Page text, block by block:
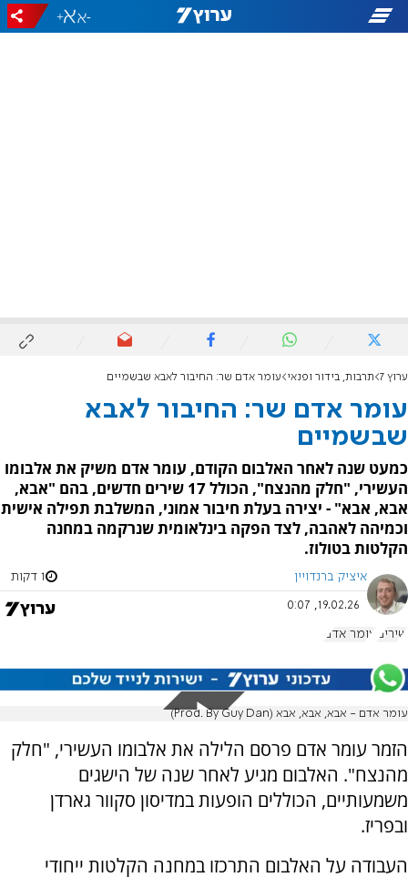
-
+
ערוץ 7 תרבות, בידור ופנאי עומר אדם שר: החיבור לאבא שבשמיים
עומר אדם שר: החיבור לאבא
שבשמיים
כמעט שנה לאחר האלבום הקודם, עומר אדם משיק את אלבומו
העשירי, "חלק מהנצח", הכולל 17 שירים חדשים, בהם "אבא,
אבא, אבא" - יצירה בעלת חיבור אמוני, המשלבת תפילה אישית
וכמיהה לאהבה, לצד הפקה בינלאומית שנרקמה במחנה
הקלטות בטולוז.
איציק ברנדויין 1 דקות
19.02.26, 0:07
שירים עומר אדם
עומר אדם - אבא, אבא, אבא (Prod. By Guy Dan)
הזמר עומר אדם פרסם הלילה את אלבומו העשירי, "חלק
מהנצח". האלבום מגיע לאחר שנה של הישגים
משמעותיים, הכוללים הופעות במדיסון סקוור גארדן
ובפריז.
העבודה על האלבום התרכזו במחנה הקלטות ייחודי